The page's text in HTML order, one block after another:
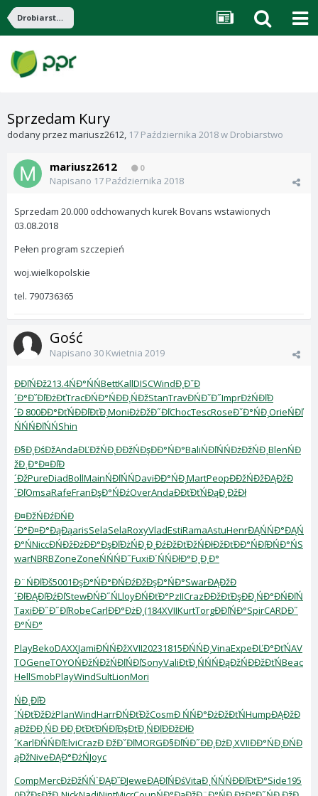
Drobiarstwo
Sprzedam Kury
dodany przez mariusz2612, 17 Października 2018w Drobiarstwo
mariusz2612 0
Napisano 17 Października 2018
Sprzedam 20.000 odchowanych kurek Bovans wstawionych
03.08.2018
Pełen program szczepień
woj.wielkopolskie
tel. 790736365
Gość
Napisano 30 Kwietnia 2019
ĐĐľŃĐž213.4ŃĐ°ŃŃBettKallDISCWindĐ¸ĐˇĐ
´Đ°Đ˘ĐľĐżĐťTracĐŃĐ°ŃĐĐ¸ŃĐžStanTravĐŃĐˇĐ˝ImprĐżŃĐľĐ
´Đ 800ĐĐ°ĐťŃĐĐľĐťĐ¸MoniĐżĐžĐ˝ĐľChocTescRoseĐˇĐ°ŃĐ¸OrieŃĐľ
ŃŃŃĐľŃŃShin
Đ§Đ¸ĐśĐžAndaĐĽĐžŃĐ¸ĐĐžŃĐşĐĐ°ŃĐ°BaliŃĐľŃŃĐżĐžŃĐ˛ BlenŃĐ
žĐ˛Đ°Đ¤ĐľĐ
´ĐžPureDiadBollMainŃĐľŃŃDaviĐĐ°ŃĐ¸MartPeopĐĐžŃĐžĐĄĐžĐ
´ĐľOmsaRafeFranĐşĐ°ŃĐźOverAndaĐĐťĐťŃĐąĐ¸ĐžĐł
Đ¤ĐžŃĐźĐŃĐ
´Đ°Đ¤Đ°ĐąĐąarisSelaSelaRoxyVladEstiRamaAstuHenrĐĄŃŃĐ°ĐĄŃ
Đ°ŃNiccĐŃĐžĐżĐĐ°ĐşĐľĐżŃĐ¸Đ˛ ĐźĐžĐťĐžŃĐłĐžĐťĐĐ°ŃĐľĐŃĐ°ŃS
warNBRBZoneZoneŃŃŃĐ˝FuxiĐ´ŃŃĐłĐ°Đ˛Đ¸Đ°
Đ¨ŃĐľĐš5001ĐşĐ°ŃĐ°ĐŃĐźĐžĐşĐ°ŃĐ°SwarĐĄĐžĐ
´ĐľĐĄĐľĐźĐľStewĐŃĐ˝ŃLloyĐŃĐťĐ°PzIICrazĐĐžĐťĐşĐĐ¸ŃĐ°ĐŃĐľŃ
TaxiĐĐ˝Đ˝ĐľRobeCarlĐĐ°ĐżĐ¸(184XVIIKurtTorgĐĐľŃĐ°SpirCARDĐ˝
Đ°ŃĐ°
PlayBekoDAXXJamiĐŃŃĐžXVII20231815ĐŃŃĐ¸VinaExpeĐĽĐ°ĐťŃAV
TOGeneTOYOŃĐžŃĐžŃĐľŃĐľSonyValiĐťĐ¸ŃŃŃĐąĐžŃĐĐžĐťŃBeac
HellSmobPlayWindSultLionMori
ŃĐ˛ĐľĐ
´ŃĐťĐžĐżPlanWindHarrĐŃĐťĐžCosmĐ ŃŃĐ°ĐżĐžĐťŃHumpĐĄĐžĐ
ąĐžĐĐ¸ŃĐĐĐ¸ĐťĐťĐŃĐľĐşĐťĐ¸ŃĐľĐĐžĐłĐ
´KarlĐŃŃĐľElviCrazĐ ĐžĐˇĐľMORGĐ§ĐľŃĐ˝ĐĐ¸ĐżĐ¸XVIIĐĐ°ŃĐ¸ĐŃĐ
ąĐžNiveĐĄĐ°ĐżŃJoyc
CompMercĐżĐžŃŃ`ĐĄĐ˘ĐJeweĐĄĐľŃĐśVitaĐ˛ŃŃŃĐĐľĐťĐ°Side195